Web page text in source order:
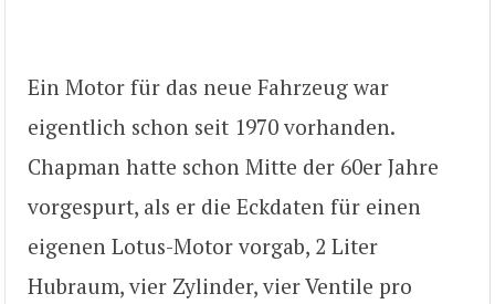
Ein Motor für das neue Fahrzeug war
eigentlich schon seit 1970 vorhanden.
Chapman hatte schon Mitte der 60er Jahre
vorgespurt, als er die Eckdaten für einen
eigenen Lotus-Motor vorgab, 2 Liter
Hubraum, vier Zylinder, vier Ventile pro